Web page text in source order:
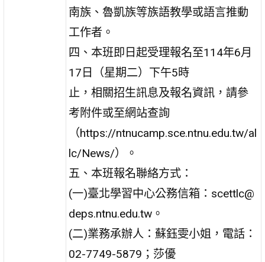
南族、魯凱族等族語教學或語言推動
工作者。
四、本班即日起受理報名至114年6月
17日（星期二）下午5時
止，相關招生訊息及報名資訊，請參
考附件或至網站查詢
（https://ntnucamp.sce.ntnu.edu.tw/al
lc/News/）。
五、本班報名聯絡方式：
(一)臺北學習中心公務信箱：scettlc@
deps.ntnu.edu.tw。
(二)業務承辦人：蘇鈺雯小姐，電話：
02-7749-5879；莎優